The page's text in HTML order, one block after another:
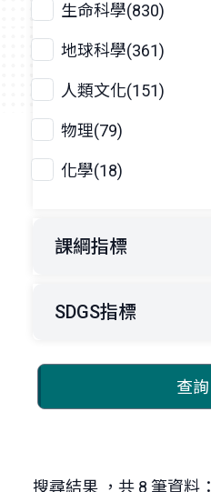
生命科學(830)
地球科學(361)
人類文化(151)
物理(79)
化學(18)
課綱指標
SDGS指標
查詢
搜尋結果 ，共 8 筆資料：